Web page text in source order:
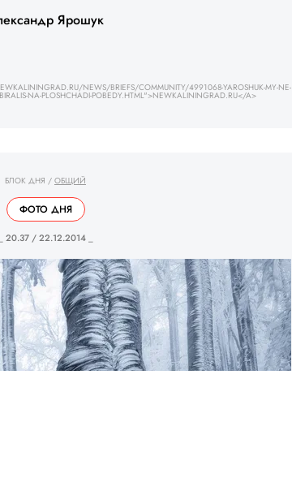
Ярошук
NEWS/BRIEFS/COMMUNITY/4991068-YAROSHUK-MY-NE-
NA-PLOSHCHADI-POBEDY.HTML">NEWKALININGRAD.RU</A>
БЛОК ДНЯ / ОБЩИЙ
ФОТО ДНЯ
_ 20.37 / 22.12.2014 _